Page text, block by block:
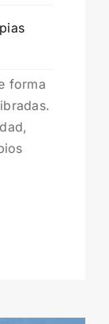
forma